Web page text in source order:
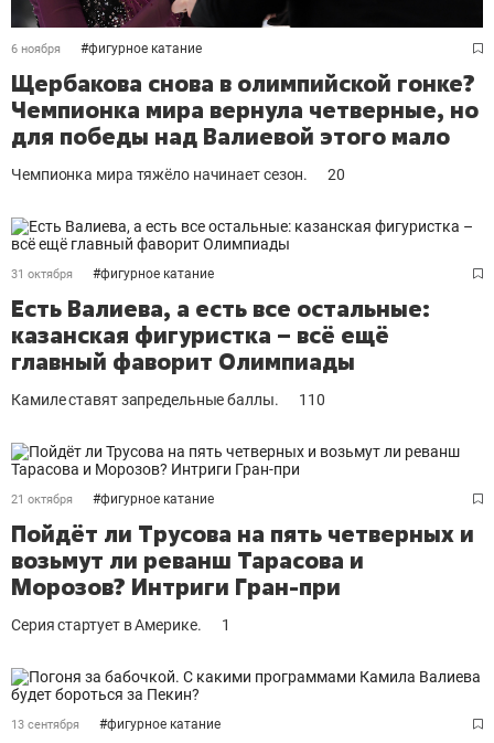
6 ноября #фигурное катание
Щербакова снова в олимпийской гонке?
Чемпионка мира вернула четверные, но
для победы над Валиевой этого мало
Чемпионка мира тяжёло начинает сезон. 20
31 октября #фигурное катание
Есть Валиева, а есть все остальные:
казанская фигуристка – всё ещё
главный фаворит Олимпиады
Камиле ставят запредельные баллы. 110
21 октября #фигурное катание
Пойдёт ли Трусова на пять четверных и
возьмут ли реванш Тарасова и
Морозов? Интриги Гран-при
Серия стартует в Америке. 1
13 сентября #фигурное катание